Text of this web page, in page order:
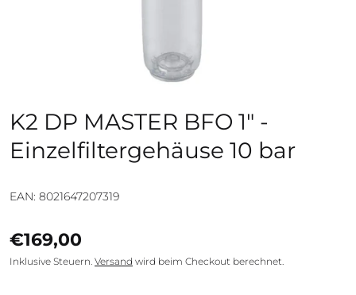
K2 DP MASTER BFO 1" -
Einzelfiltergehäuse 10 bar
EAN: 8021647207319
€169,00
Inklusive Steuern. Versand wird beim Checkout berechnet.